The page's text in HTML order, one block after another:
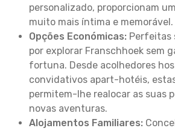
personalizado, proporcionam
muito mais íntima e memorável.
Opções Económicas: Perfeitas
por explorar Franschhoek sem
fortuna. Desde acolhedores
convidativos apart-hotéis,
permitem-lhe realocar as suas
novas aventuras.
Alojamentos Familiares: